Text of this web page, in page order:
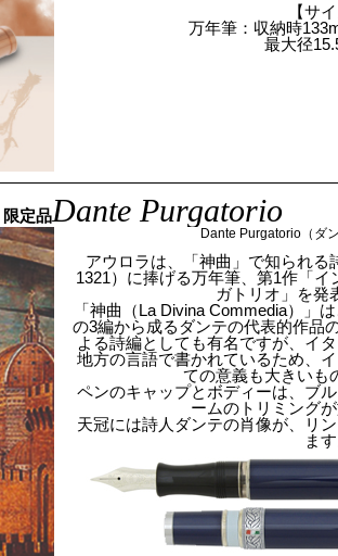
【サ
万年筆：収納時
最大径
限定品Dante Purgatorio
Dante Purgatorio（ダ
アウロラは、「神曲」で知られる
1321）に捧げる万年筆、第1作「
ガトリオ」を発
「神曲（La Divina Commedia）」
の3編から成るダンテの代表的作品
よる詩編としても有名ですが、イ
地方の言語で書かれているため、
ての意義も大きいも
ペンのキャップとボディーは、ブ
ームのトリミング
天冠には詩人ダンテの肖像が、リ
ます